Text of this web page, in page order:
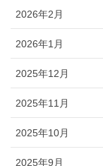
2026年2月
2026年1月
2025年12月
2025年11月
2025年10月
2025年9月